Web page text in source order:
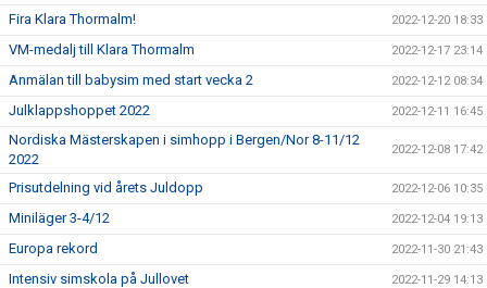
Fira Klara Thormalm! 2022-12-20 18:33
VM-medalj till Klara Thormalm 2022-12-17 23:14
Anmälan till babysim med start vecka 2 2022-12-12 08:34
Julklappshoppet 2022 2022-12-11 16:45
Nordiska Mästerskapen i simhopp i Bergen/Nor 8-11/12
2022
2022-12-08 17:42
Prisutdelning vid årets Juldopp 2022-12-06 10:35
Miniläger 3-4/12 2022-12-04 19:13
Europa rekord 2022-11-30 21:43
Intensiv simskola på Jullovet 2022-11-29 14:13